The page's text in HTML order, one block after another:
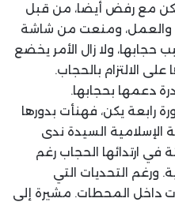
لكن مع رفض أيضا، من قبل
والعمل، ومنعت من شاشة
حجابها، ولا زال الأمر يخضع
الالتزام بالحجاب.
دعمها بحجابها.
رابعة يكن، فهنأت بدورها
الإسلامية السيدة ندى
في ارتدائها الحجاب رغم
ورغم التحديات التي
داخل المحطات. مشيرة إلى